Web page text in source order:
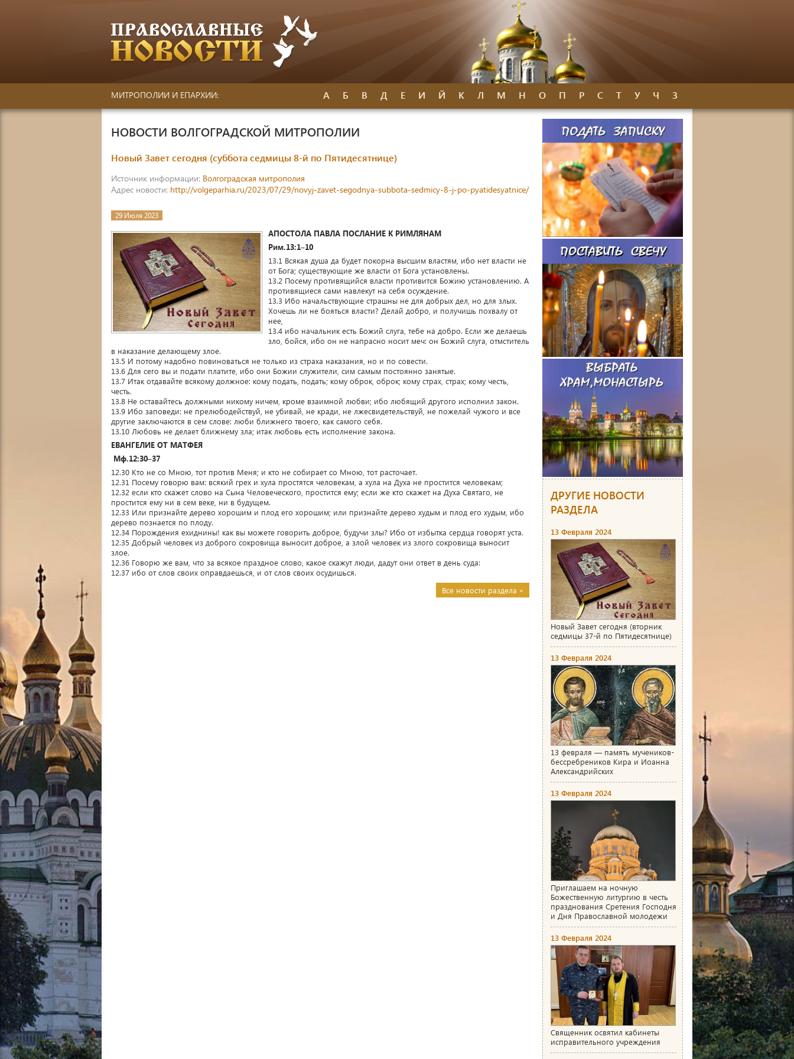
МИТРОПОЛИИ И ЕПАРХИИ: А Б В Д Е И Й К Л М Н О П Р С Т У Ч З
НОВОСТИ ВОЛГОГРАДСКОЙ МИТРОПОЛИИ
Новый Завет сегодня (суббота седмицы 8-й по Пятидесятнице)
Источник информации: Волгоградская митрополия
Адрес новости: http://volgeparhia.ru/2023/07/29/novyj-zavet-segodnya-subbota-sedmicy-8-j-po-pyatidesyatnice/
29 Июля 2023
АПОСТОЛА ПАВЛА ПОСЛАНИЕ К РИМЛЯНАМ
Рим.13:1–10
13.1 Всякая душа да будет покорна высшим властям, ибо нет власти не
от Бога; существующие же власти от Бога установлены.
13.2 Посему противящийся власти противится Божию установлению. А
противящиеся сами навлекут на себя осуждение.
13.3 Ибо начальствующие страшны не для добрых дел, но для злых.
Хочешь ли не бояться власти? Делай добро, и получишь похвалу от
нее,
13.4 ибо начальник есть Божий слуга, тебе на добро. Если же делаешь
зло, бойся, ибо он не напрасно носит меч: он Божий слуга, отмститель
в наказание делающему злое.
13.5 И потому надобно повиноваться не только из страха наказания, но и по совести.
13.6 Для сего вы и подати платите, ибо они Божии служители, сим самым постоянно занятые.
13.7 Итак отдавайте всякому должное: кому подать, подать; кому оброк, оброк; кому страх, страх; кому честь,
честь.
13.8 Не оставайтесь должными никому ничем, кроме взаимной любви; ибо любящий другого исполнил закон.
13.9 Ибо заповеди: не прелюбодействуй, не убивай, не кради, не лжесвидетельствуй, не пожелай чужого и все
другие заключаются в сем слове: люби ближнего твоего, как самого себя.
13.10 Любовь не делает ближнему зла; итак любовь есть исполнение закона.
ЕВАНГЕЛИЕ ОТ МАТФЕЯ
Мф.12:30–37
12.30 Кто не со Мною, тот против Меня; и кто не собирает со Мною, тот расточает.
12.31 Посему говорю вам: всякий грех и хула простятся человекам, а хула на Духа не простится человекам;
12.32 если кто скажет слово на Сына Человеческого, простится ему; если же кто скажет на Духа Святаго, не
простится ему ни в сем веке, ни в будущем.
12.33 Или признайте дерево хорошим и плод его хорошим; или признайте дерево худым и плод его худым, ибо
дерево познается по плоду.
12.34 Порождения ехиднины! как вы можете говорить доброе, будучи злы? Ибо от избытка сердца говорят уста.
12.35 Добрый человек из доброго сокровища выносит доброе, а злой человек из злого сокровища выносит
злое.
12.36 Говорю же вам, что за всякое праздное слово, какое скажут люди, дадут они ответ в день суда:
12.37 ибо от слов своих оправдаешься, и от слов своих осудишься.
Все новости раздела »
ДРУГИЕ НОВОСТИ
РАЗДЕЛА
13 Февраля 2024
Новый Завет сегодня (вторник
седмицы 37-й по Пятидесятнице)
13 Февраля 2024
13 февраля — память мучеников-
бессребреников Кира и Иоанна
Александрийских
13 Февраля 2024
Приглашаем на ночную
Божественную литургию в честь
празднования Сретения Господня
и Дня Православной молодежи
13 Февраля 2024
Священник освятил кабинеты
исправительного учреждения